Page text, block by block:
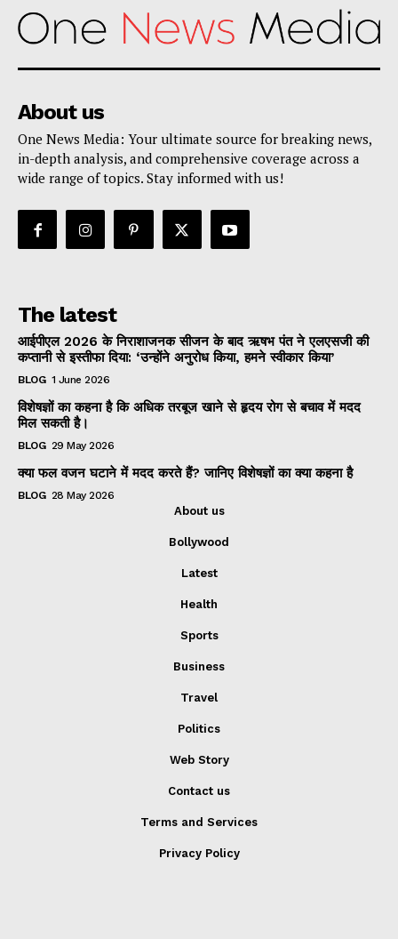
About us
One News Media: Your ultimate source for breaking news,
in-depth analysis, and comprehensive coverage across a
wide range of topics. Stay informed with us!
The latest
आईपीएल 2026 के निराशाजनक सीजन के बाद ऋषभ पंत ने एलएसजी की
कप्तानी से इस्तीफा दिया: ‘उन्होंने अनुरोध किया, हमने स्वीकार किया’
BLOG 1 June 2026
विशेषज्ञों का कहना है कि अधिक तरबूज खाने से हृदय रोग से बचाव में मदद
मिल सकती है।
BLOG 29 May 2026
क्या फल वजन घटाने में मदद करते हैं? जानिए विशेषज्ञों का क्या कहना है
BLOG 28 May 2026
About us
Bollywood
Latest
Health
Sports
Business
Travel
Politics
Web Story
Contact us
Terms and Services
Privacy Policy